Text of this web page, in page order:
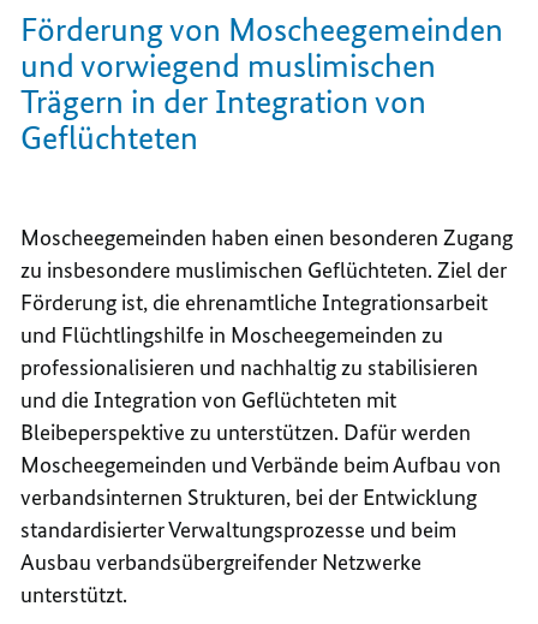
Förderung von Moscheegemeinden
und vorwiegend muslimischen
Trägern in der Integration von
Geflüchteten
Moscheegemeinden haben einen besonderen Zugang
zu insbesondere muslimischen Geflüchteten. Ziel der
Förderung ist, die ehrenamtliche Integrationsarbeit
und Flüchtlingshilfe in Moscheegemeinden zu
professionalisieren und nachhaltig zu stabilisieren
und dieIntegrationvon Geflüchteten mit
Bleibeperspektive zu unterstützen. Dafür werden
Moscheegemeinden und Verbände beim Aufbau von
verbandsinternen Strukturen, bei der Entwicklung
standardisierter Verwaltungsprozesse und beim
Ausbau verbandsübergreifender Netzwerke
unterstützt.